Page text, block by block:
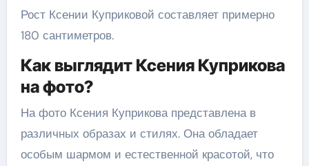
Рост Ксении Куприковой составляет примерно
180 сантиметров.
Как выглядит Ксения Куприкова
на фото?
На фото Ксения Куприкова представлена в
различных образах и стилях. Она обладает
особым шармом и естественной красотой, что